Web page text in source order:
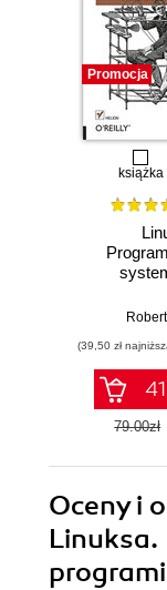
Promocja
książka
(39,50 zł
79.00zł
Oceny i
Linuksa.